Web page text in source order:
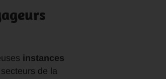
instances
de la